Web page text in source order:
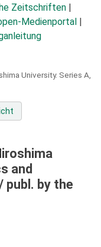
Zeitschriften
Medienportal
University. Series A,
and
publ. by the